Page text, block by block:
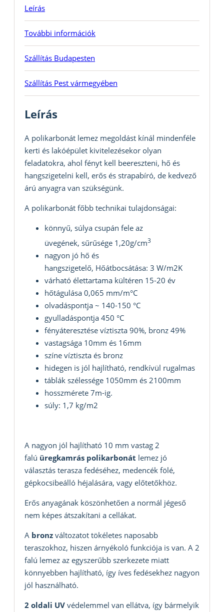
Leírás
További információk
Szállítás Budapesten
Szállítás Pest vármegyében
Leírás
A polikarbonát lemez megoldást kínál mindenféle
kerti és lakóépület kivitelezésekor olyan
feladatokra, ahol fényt kell beereszteni, hő és
hangszigetelni kell, erős és strapabíró, de kedvező
árú anyagra van szükségünk.
A polikarbonát főbb technikai tulajdonságai:
könnyű, súlya csupán fele az
üvegének, sűrűsége 1,20g/cm3
nagyon jó hő és
hangszigetelő, Hőátbocsátása: 3 W/m2K
várható élettartama kültéren 15-20 év
hőtágulása 0,065 mm/m°C
olvadáspontja ~ 140-150 °C
gyulladáspontja 450 °C
fényáteresztése víztiszta 90%, bronz 49%
vastagsága 10mm és 16mm
színe víztiszta és bronz
hidegen is jól hajlítható, rendkívül rugalmas
táblák szélessége 1050mm és 2100mm
hosszmérete 7m-ig.
súly: 1,7 kg/m2
A nagyon jól hajlítható 10 mm vastag 2
falú üregkamrás polikarbonát lemez jó
választás terasza fedéséhez, medencék fölé,
gépkocsibeálló héjalására, vagy előtetőkhöz.
Erős anyagának köszönhetően a normál jégeső
nem képes átszakítani a cellákat.
A bronz változatot tökéletes naposabb
teraszokhoz, hiszen árnyékoló funkciója is van. A 2
falú lemez az egyszerűbb szerkezete miatt
könnyebben hajlítható, így íves fedésekhez nagyon
jól használható.
2 oldali UV védelemmel van ellátva, így bármelyik